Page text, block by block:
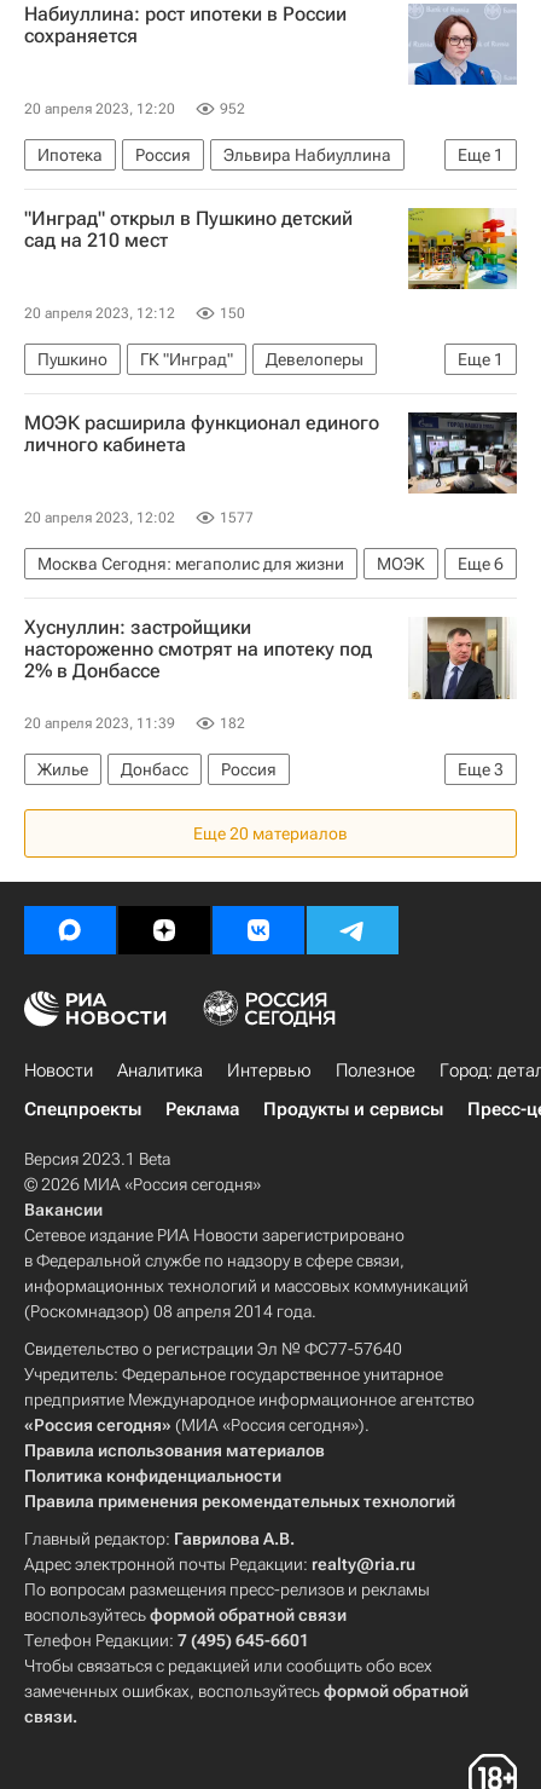
Жилье
Новостройки
Набиуллина: рост ипотеки в России
сохраняется
20 апреля 2023, 12:20 952
Еще 1
Ипотека Россия
Эльвира Набиуллина
Центральный Банк РФ (ЦБ РФ)
"Инград" открыл в Пушкино детский
сад на 210 мест
20 апреля 2023, 12:12 150
Еще 1
Пушкино ГК "Инград"
Девелоперы
Детские сады
МОЭК расширила функционал единого
личного кабинета
20 апреля 2023, 12:02 1577
Еще6
Москва Сегодня: мегаполис для жизни
МОЭК
Москва
Городское хозяйство Москвы
Газпром
Комплекс городского хозяйства Москвы
Теплоснабжение
ЖКХ
Хуснуллин: застройщики
настороженно смотрят на ипотеку под
2% в Донбассе
20 апреля 2023, 11:39 182
Еще3
Жилье Донбасс
Россия
Марат Хуснуллин
Льготная ипотека
Еще 20 материалов
Новости Аналитика Интервью Полезное
Город:
Спецпроекты
Реклама Продукты и сервисы Пресс-
Версия 2023.1 Beta
© 2026 МИА «Россия сегодня»
Вакансии
Сетевое издание РИА Новости зарегистрировано
в Федеральной службе по надзору в сфере связи,
информационных технологий и массовых коммуникаций
(Роскомнадзор) 08 апреля 2014 года.
Свидетельство о регистрации Эл № ФС77-57640
Учредитель: Федеральное государственное унитарное
предприятие Международное информационное агентство
«Россия сегодня» (МИА «Россия сегодня»).
Правила использования материалов
Политика конфиденциальности
Правила применения рекомендательных технологий
Главный редактор: Гаврилова А.В.
Адрес электронной почты Редакции: realty@ria.ru
По вопросам размещения пресс-релизов и рекламы
воспользуйтесьформой обратной связи
Телефон Редакции: 7 (495) 645-6601
Чтобы связаться с редакцией или сообщить обо всех
замеченных ошибках, воспользуйтесьформой обратной
связи.